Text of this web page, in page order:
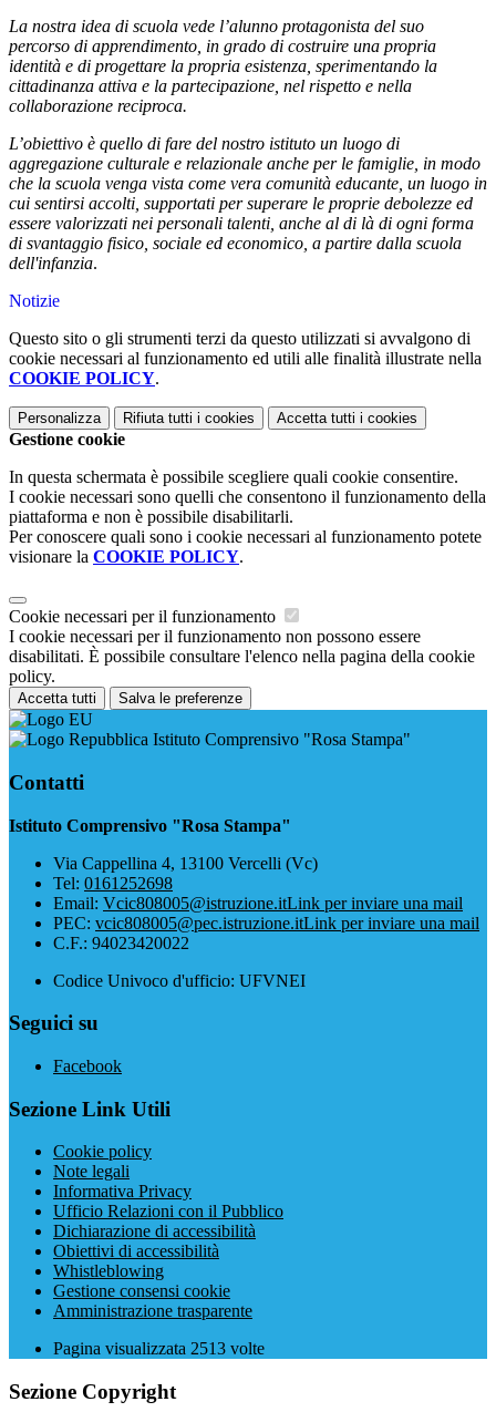
La nostra idea di scuola vede l’alunno protagonista del suo
percorso di apprendimento, in grado di costruire una propria
identità e di progettare la propria esistenza, sperimentando la
cittadinanza attiva e la partecipazione, nel rispetto e nella
collaborazione reciproca.
L’obiettivo è quello di fare del nostro istituto un luogo di
aggregazione culturale e relazionale anche per le famiglie, in modo
che la scuola venga vista come vera comunità educante, un luogo in
cui sentirsi accolti, supportati per superare le proprie debolezze ed
essere valorizzati nei personali talenti, anche al di là di ogni forma
di svantaggio fisico, sociale ed economico, a partire dalla scuola
dell'infanzia.
Notizie
Questo sito o gli strumenti terzi da questo utilizzati si avvalgono di
cookie necessari al funzionamento ed utili alle finalità illustrate nella
COOKIE POLICY.
Personalizza Rifiuta tutti i cookies Accetta tutti i cookies
Gestione cookie
In questa schermata è possibile scegliere quali cookie consentire.
I cookie necessari sono quelli che consentono il funzionamento della
piattaforma e non è possibile disabilitarli.
Per conoscere quali sono i cookie necessari al funzionamento potete
visionare la COOKIE POLICY.
Cookie necessari per il funzionamento
I cookie necessari per il funzionamento non possono essere
disabilitati. È possibile consultare l'elenco nella pagina della cookie
policy.
Accetta tutti Salva le preferenze
Istituto Comprensivo "Rosa Stampa"
Contatti
Istituto Comprensivo "Rosa Stampa"
Via Cappellina 4, 13100 Vercelli (Vc)
Tel: 0161252698
Email: Vcic808005@istruzione.itLink per inviare una mail
PEC: vcic808005@pec.istruzione.itLink per inviare una mail
C.F.: 94023420022
Codice Univoco d'ufficio: UFVNEI
Seguici su
Facebook
Sezione Link Utili
Cookie policy
Note legali
Informativa Privacy
Ufficio Relazioni con il Pubblico
Dichiarazione di accessibilità
Obiettivi di accessibilità
Whistleblowing
Gestione consensi cookie
Amministrazione trasparente
Pagina visualizzata 2513 volte
Sezione Copyright